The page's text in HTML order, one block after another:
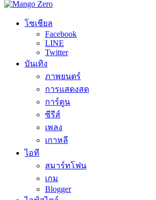
โซเชียล
Facebook
LINE
Twitter
บันเทิง
ภาพยนตร์
การแสดงสด
การ์ตูน
ซีรีส์
เพลง
เกาหลี
ไอที
สมาร์ทโฟน
เกม
Blogger